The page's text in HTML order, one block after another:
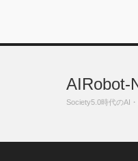
AIRobot-
Society5.0時代のAI